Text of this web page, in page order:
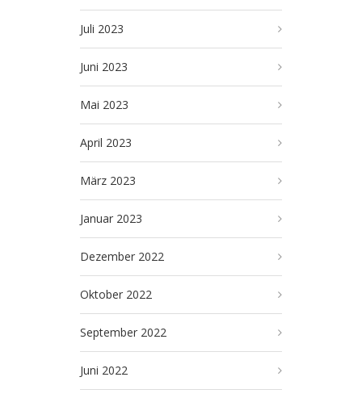
Juli 2023
Juni 2023
Mai 2023
April 2023
März 2023
Januar 2023
Dezember 2022
Oktober 2022
September 2022
Juni 2022